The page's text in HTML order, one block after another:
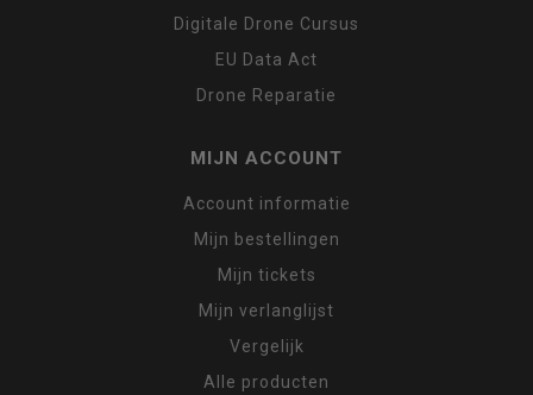
Digitale Drone Cursus
EU Data Act
Drone Reparatie
MIJN ACCOUNT
Account informatie
Mijn bestellingen
Mijn tickets
Mijn verlanglijst
Vergelijk
Alle producten